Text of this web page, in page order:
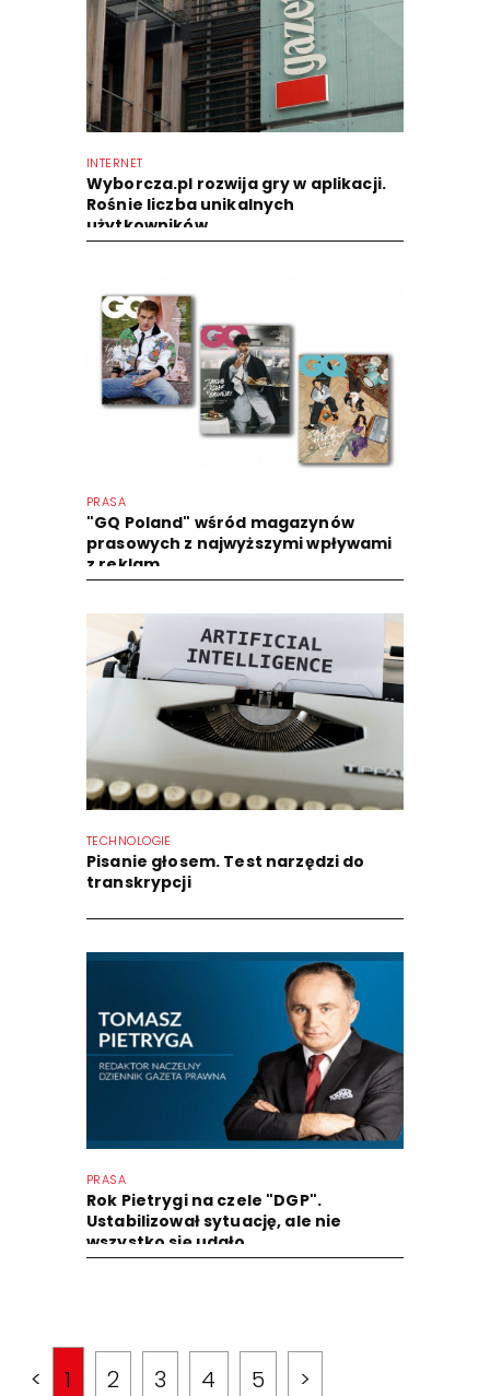
INTERNET
Wyborcza.pl rozwija gry w aplikacji.
Rośnie liczba unikalnych
użytkowników
PRASA
"GQ Poland" wśród magazynów
prasowych z najwyższymi wpływami
z reklam
TECHNOLOGIE
Pisanie głosem. Test narzędzi do
transkrypcji
PRASA
Rok Pietrygi na czele "DGP".
Ustabilizował sytuację, ale nie
wszystko się udało
< 1 2 3 4 5 >